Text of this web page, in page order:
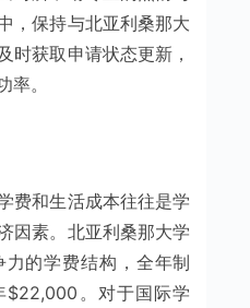
，保持与北亚利桑那大
时获取申请状态更新，
。
费和生活成本往往是学
因素。北亚利桑那大学
力的学费结构，全年制
$22,000。对于国际学